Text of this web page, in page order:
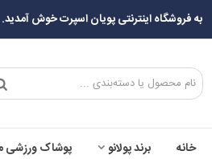
به فروشگاه اینترنتی پویان اسپرت خوش آمدید.
خانه برند پولانو پوشاک ورزشی